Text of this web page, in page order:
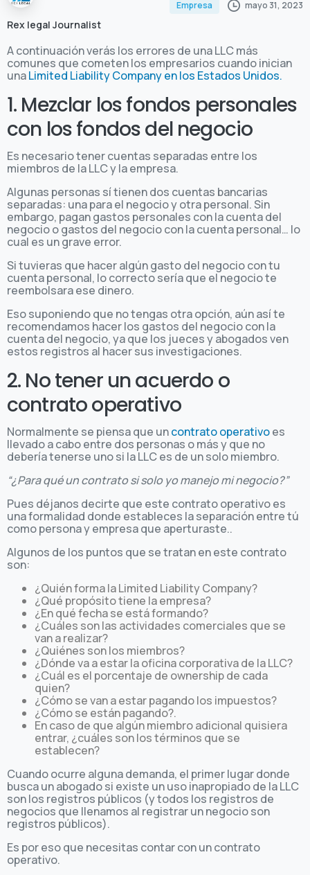
Rex legal Journalist
Empresa mayo 31, 2023
A continuación verás los errores de una LLC más
comunes que cometen los empresarios cuando inician
unaLimited Liability Company en los Estados Unidos.
1. Mezclar los fondos personales
con los fondos del negocio
Es necesario tener cuentas separadas entre los
miembros de la LLC y la empresa.
Algunas personas sí tienen dos cuentas bancarias
separadas: una para el negocio y otra personal. Sin
embargo, pagan gastos personales con la cuenta del
negocio o gastos del negocio con la cuenta personal… lo
cual es un grave error.
Si tuvieras que hacer algún gasto del negocio con tu
cuenta personal, lo correcto sería que el negocio te
reembolsara ese dinero.
Eso suponiendo que no tengas otra opción, aún así te
recomendamos hacer los gastos del negocio con la
cuenta del negocio, ya que los jueces y abogados ven
estos registros al hacer sus investigaciones.
2. No tener un acuerdo o
contrato operativo
Normalmente se piensa que uncontrato operativoes
llevado a cabo entre dos personas o más y que no
debería tenerse uno si la LLC es de un solo miembro.
“¿Para qué un contrato si solo yo manejo mi negocio?”
Pues déjanos decirte que este contrato operativo es
una formalidad donde estableces la separación entre tú
como persona y empresa que aperturaste..
Algunos de los puntos que se tratan en este contrato
son:
¿Quién forma la Limited Liability Company?
¿Qué propósito tiene la empresa?
¿En qué fecha se está formando?
¿Cuáles son las actividades comerciales que se
van a realizar?
¿Quiénes son los miembros?
¿Dónde va a estar la oficina corporativa de la LLC?
¿Cuál es el porcentaje de ownership de cada
quien?
¿Cómo se van a estar pagando los impuestos?
¿Cómo se están pagando?.
En caso de que algún miembro adicional quisiera
entrar, ¿cuáles son los términos que se
establecen?
Cuando ocurre alguna demanda, el primer lugar donde
busca un abogado si existe un uso inapropiado de la LLC
son los registros públicos (y todos los registros de
negocios que llenamos al registrar un negocio son
registros públicos).
Es por eso que necesitas contar con un contrato
operativo.